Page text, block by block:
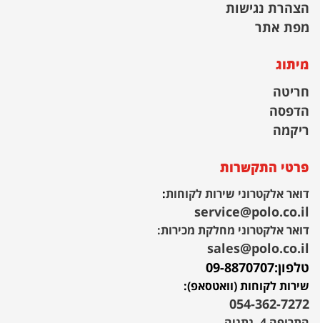
הצהרת נגישות
מפת אתר
מיתוג
חריטה
הדפסה
ריקמה
פרטי התקשרות
דואר אלקטרוני שירות לקוחות:
service@polo.co.il
דואר אלקטרוני מחלקת מכירות:
sales@polo.co.il
טלפון:09-8870707
שירות לקוחות (וואטסאפ):
054-362-7272